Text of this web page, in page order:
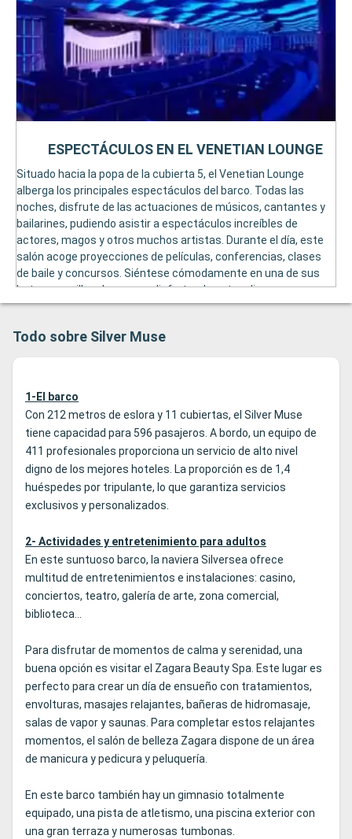
Situado hacia la popa de la cubierta 5, el Venetian Lounge
alberga los principales espectáculos del barco. Todas las
noches, disfrute de las actuaciones de músicos, cantantes y
bailarines, pudiendo asistir a espectáculos increíbles de
actores, magos y otros muchos artistas. Durante el día, este
salón acoge proyecciones de películas, conferencias, clases
de baile y concursos. Siéntese cómodamente en una de sus
butacas o sillas de cuero y disfrutar de estos diversos
eventos.
ESPECTÁCULOS EN EL VENETIAN LOUNGE
Todo sobre Silver Muse
1-El barco
Con 212 metros de eslora y 11 cubiertas, el Silver Muse
tiene capacidad para 596 pasajeros. A bordo, un equipo de
411 profesionales proporciona un servicio de alto nivel
digno de los mejores hoteles. La proporción es de 1,4
huéspedes por tripulante, lo que garantiza servicios
exclusivos y personalizados.
2- Actividades y entretenimiento para adultos
En este suntuoso barco, la naviera Silversea ofrece
multitud de entretenimientos e instalaciones: casino,
conciertos, teatro, galería de arte, zona comercial,
biblioteca...
Para disfrutar de momentos de calma y serenidad, una
buena opción es visitar el Zagara Beauty Spa. Este lugar es
perfecto para crear un día de ensueño con tratamientos,
envolturas, masajes relajantes, bañeras de hidromasaje,
salas de vapor y saunas. Para completar estos relajantes
momentos, el salón de belleza Zagara dispone de un área
de manicura y pedicura y peluquería.
En este barco también hay un gimnasio totalmente
equipado, una pista de atletismo, una piscina exterior con
una gran terraza y numerosas tumbonas.